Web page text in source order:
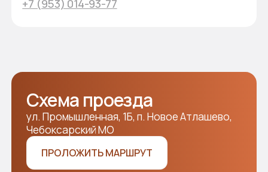
У вас остались вопросы?
Оставьте свои контакты,
и мы свяжемся с вами!